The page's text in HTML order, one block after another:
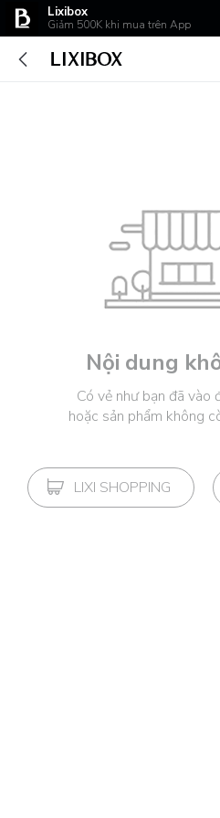
Lixibox
Giảm 500K khi mua trên App
Nội dung
Có vẻ như bạn đã vào
hoặc sản phẩm không
LIXI SHOPPING